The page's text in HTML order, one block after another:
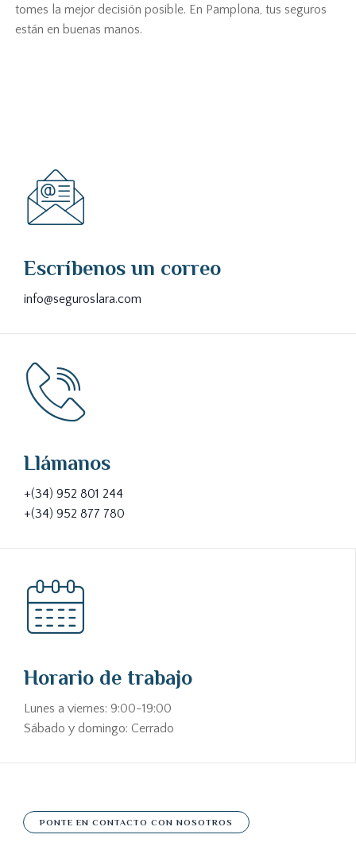
tomes la mejor decisión posible. En Pamplona, tus seguros
están en buenas manos.
Escríbenos un correo
info@seguroslara.com
Llámanos
+(34) 952 801 244
+(34) 952 877 780
Horario de trabajo
Lunes a viernes: 9:00-19:00
Sábado y domingo: Cerrado
PONTE EN CONTACTO CON NOSOTROS